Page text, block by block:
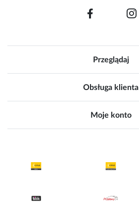
Przeglądaj
Obsługa klienta
Moje konto